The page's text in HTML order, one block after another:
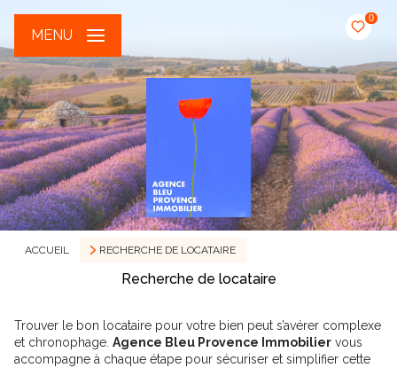
0
MENU
ACCUEIL RECHERCHE DE LOCATAIRE
Recherche de locataire
Trouver le bon locataire pour votre bien peut s’avérer complexe
et chronophage. Agence Bleu Provence Immobilier vous
accompagne à chaque étape pour sécuriser et simplifier cette